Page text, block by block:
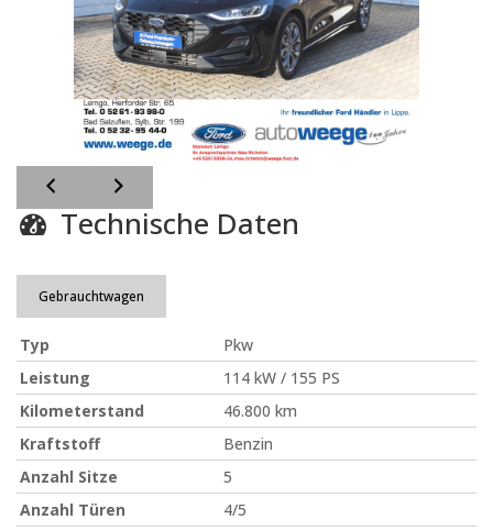
Technische Daten
Gebrauchtwagen
Typ
Pkw
Leistung
114 kW / 155 PS
Kilometerstand
46.800 km
Kraftstoff
Benzin
Anzahl Sitze
5
Anzahl Türen
4/5